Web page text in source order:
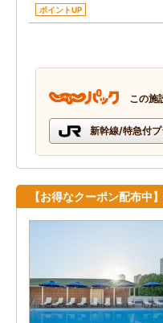
ポイントUP
この施
新幹線/特急付
【お得なクーポン配布